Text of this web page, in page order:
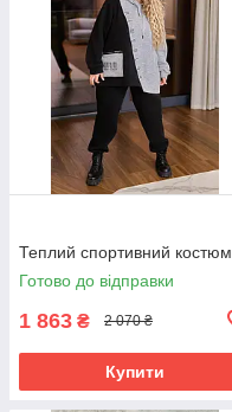
Теплий спортивний костюм
Готово до відправки
1 863 ₴ 2 070 ₴
Купити